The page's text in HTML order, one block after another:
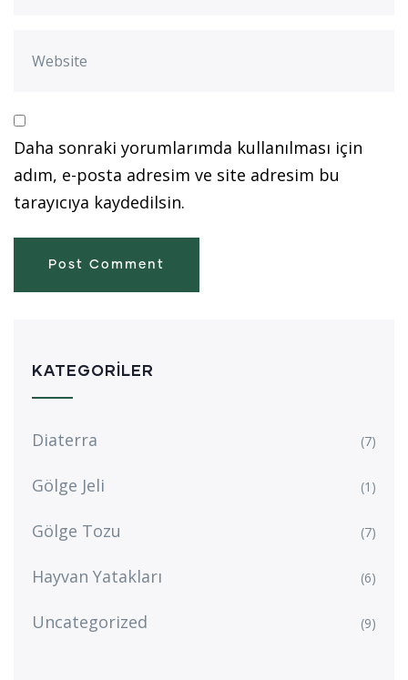
Daha sonraki yorumlarımda kullanılması için
adım, e-posta adresim ve site adresim bu
tarayıcıya kaydedilsin.
KATEGORILER
Diaterra (7)
Gölge Jeli (1)
Gölge Tozu (7)
Hayvan Yatakları (6)
Uncategorized (9)